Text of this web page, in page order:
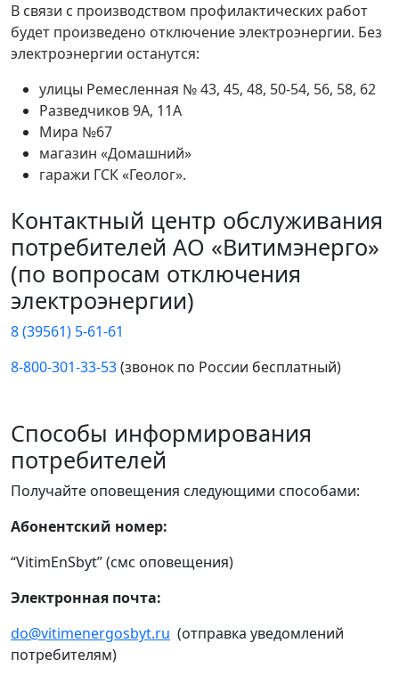
В связи с производством профилактических работ
будет произведено отключение электроэнергии. Без
электроэнергии останутся:
улицы Ремесленная № 43, 45, 48, 50-54, 56, 58, 62
Разведчиков 9А, 11А
Мира №67
магазин «Домашний»
гаражи ГСК «Геолог».
Контактный центр обслуживания
потребителей АО «Витимэнерго»
(по вопросам отключения
электроэнергии)
8 (39561) 5-61-61
8-800-301-33-53(звонок по России бесплатный)
Способы информирования
потребителей
Получайте оповещения следующими способами:
Абонентский номер:
“VitimEnSbyt” (смс оповещения)
Электронная почта:
do@vitimenergosbyt.ru (отправка уведомлений
потребителям)